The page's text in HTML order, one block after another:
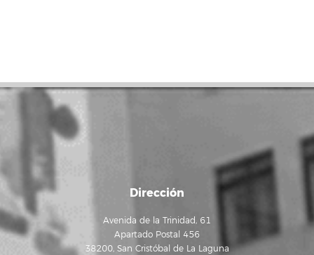
Dirección
Avenida de la Trinidad, 61
Apartado Postal 456
38200, San Cristóbal de La Laguna